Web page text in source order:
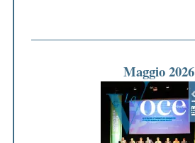
Maggio 2026